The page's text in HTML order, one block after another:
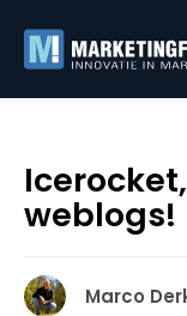
weblogs!
Marco